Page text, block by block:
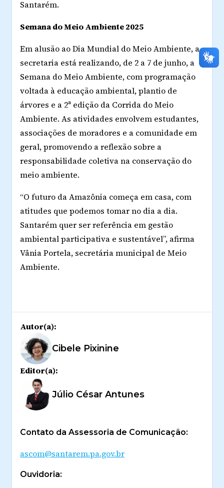
Santarém.
Semana do Meio Ambiente 2025
Em alusão ao Dia Mundial do Meio Ambiente, a
secretaria está realizando, de 2 a 7 de junho, a
Semana do Meio Ambiente, com programação
voltada à educação ambiental, plantio de
árvores e a 2ª edição da Corrida do Meio
Ambiente. As atividades envolvem estudantes,
associações de moradores e a comunidade em
geral, promovendo a reflexão sobre a
responsabilidade coletiva na conservação do
meio ambiente.
“O futuro da Amazônia começa em casa, com
atitudes que podemos tomar no dia a dia.
Santarém quer ser referência em gestão
ambiental participativa e sustentável”, afirma
Vânia Portela, secretária municipal de Meio
Ambiente.
Autor(a):
Cibele Pixinine
Editor(a):
Júlio César Antunes
Contato da Assessoria de Comunicação:
ascom@santarem.pa.gov.br
Ouvidoria: